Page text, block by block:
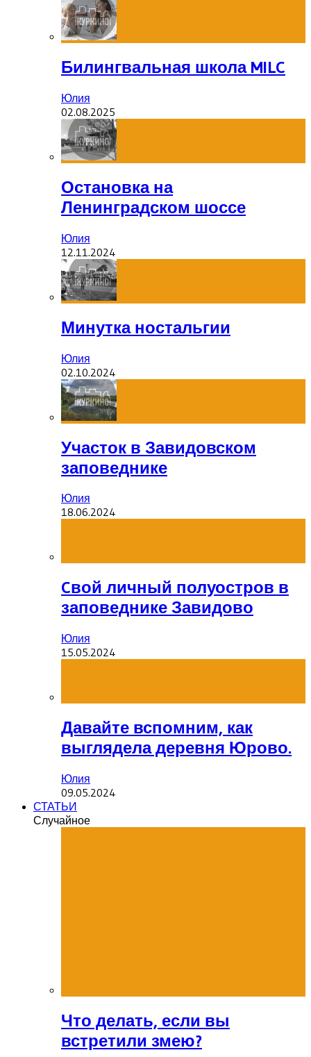
Билингвальная школа MILC
Юлия
02.08.2025
Остановка на
Ленинградском шоссе
Юлия
12.11.2024
Минутка ностальгии
Юлия
02.10.2024
Участок в Завидовском
заповеднике
Юлия
18.06.2024
Cвой личный полуостров в
заповеднике Завидово
Юлия
15.05.2024
Давайте вспомним, как
выглядела деревня Юрово.
Юлия
09.05.2024
СТАТЬИ
Случайное
Что делать, если вы
встретили змею?